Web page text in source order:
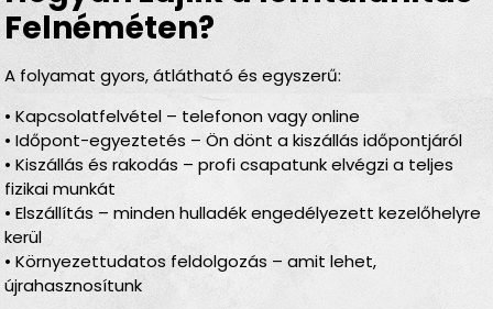
Felnéméten?
A folyamat gyors, átlátható és egyszerű:
• Kapcsolatfelvétel – telefonon vagy online
• Időpont-egyeztetés – Ön dönt a kiszállás időpontjáról
• Kiszállás és rakodás – profi csapatunk elvégzi a teljes
fizikai munkát
• Elszállítás – minden hulladék engedélyezett kezelőhelyre
kerül
• Környezettudatos feldolgozás – amit lehet,
újrahasznosítunk